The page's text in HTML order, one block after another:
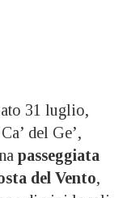
31 luglio,
del Ge’,
passeggiata
del Vento,